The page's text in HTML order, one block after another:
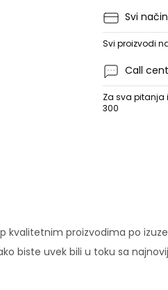
Svi
Svi proizvodi
Call
Za sva pitanja
300
proizvodima po
biste uvek bili u toku sa